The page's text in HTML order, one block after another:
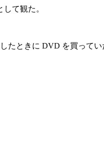
て観た。
たときに DVD を買ってい